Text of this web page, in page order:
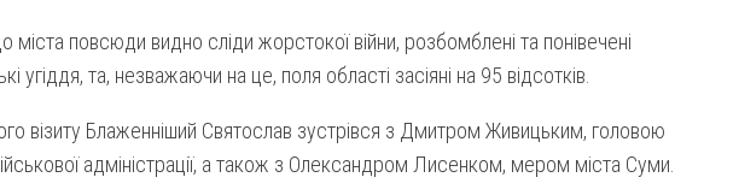
повсюди видно сліди жорстокої війни, розбомблені та понівечені
угіддя, та, незважаючи на це, поля області засіяні на 95 відсотків.
візиту Блаженніший Святослав зустрівся з Дмитром Живицьким, головою
адміністрації, а також з Олександром Лисенком, мером міста Суми.